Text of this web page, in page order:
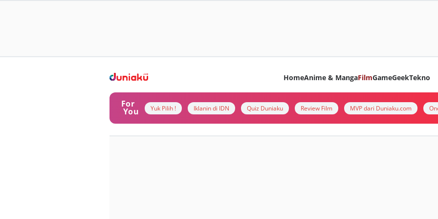
HomeAnime & MangaFilmGameGeekTekno
For
You Yuk Pilih ! Iklanin di IDN Quiz Duniaku Review Film MVP dari Duniaku.com